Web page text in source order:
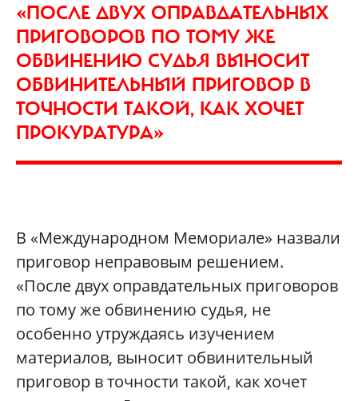
«ПОСЛЕ ДВУХ ОПРАВДАТЕЛЬНЫХ
ПРИГОВОРОВ ПО ТОМУ ЖЕ
ОБВИНЕНИЮ СУДЬЯ ВЫНОСИТ
ОБВИНИТЕЛЬНЫЙ ПРИГОВОР В
ТОЧНОСТИ ТАКОЙ, КАК ХОЧЕТ
ПРОКУРАТУРА»
В «Международном Мемориале» назвали
приговор неправовым решением.
«После двух оправдательных приговоров
по тому же обвинению судья, не
особенно утруждаясь изучением
материалов, выносит обвинительный
приговор в точности такой, как хочет